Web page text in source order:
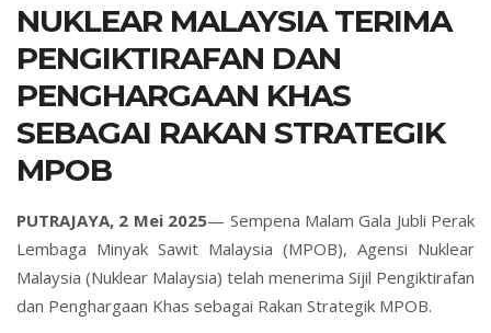
NUKLEAR MALAYSIA TERIMA
PENGIKTIRAFAN DAN
PENGHARGAAN KHAS
SEBAGAI RAKAN STRATEGIK
MPOB
PUTRAJAYA, 2 Mei 2025— Sempena Malam Gala Jubli Perak
Lembaga Minyak Sawit Malaysia (MPOB), Agensi Nuklear
Malaysia (Nuklear Malaysia) telah menerima Sijil Pengiktirafan
dan Penghargaan Khas sebagai Rakan Strategik MPOB.